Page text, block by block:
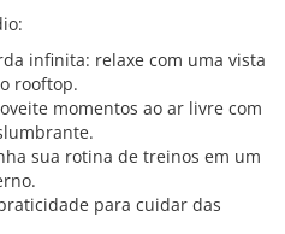
infinita: relaxe com uma vista
rooftop.
momentos ao ar livre com
sua rotina de treinos em um
para cuidar das